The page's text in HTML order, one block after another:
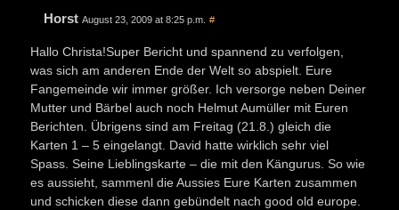
Horst August 23, 2009 at 8:25 p.m. #
Hallo Christa!Super Bericht und spannend zu verfolgen,
was sich am anderen Ende der Welt so abspielt. Eure
Fangemeinde wir immer größer. Ich versorge neben Deiner
Mutter und Bärbel auch noch Helmut Aumüller mit Euren
Berichten. Übrigens sind am Freitag (21.8.) gleich die
Karten 1 – 5 eingelangt. David hatte wirklich sehr viel
Spass. Seine Lieblingskarte – die mit den Kängurus. So wie
es aussieht, sammenl die Aussies Eure Karten zusammen
und schicken diese dann gebündelt nach good old europe.